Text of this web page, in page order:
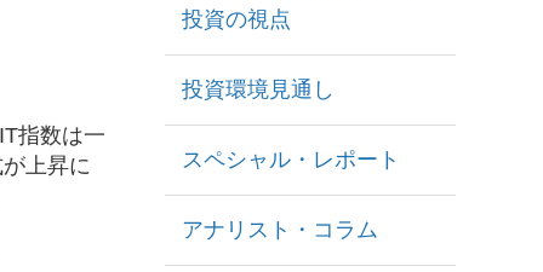
指数は一
上昇に
投資の視点
投資環境見通し
スペシャル・レポート
アナリスト・コラム